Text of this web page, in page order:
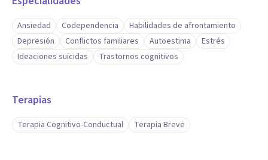
Ansiedad Codependencia
Habilidades de afrontamiento
Depresión
Conflictos familiares Autoestima
Estrés
Ideaciones suicidas
Trastornos cognitivos
Terapias
Terapia Cognitivo-Conductual Terapia Breve